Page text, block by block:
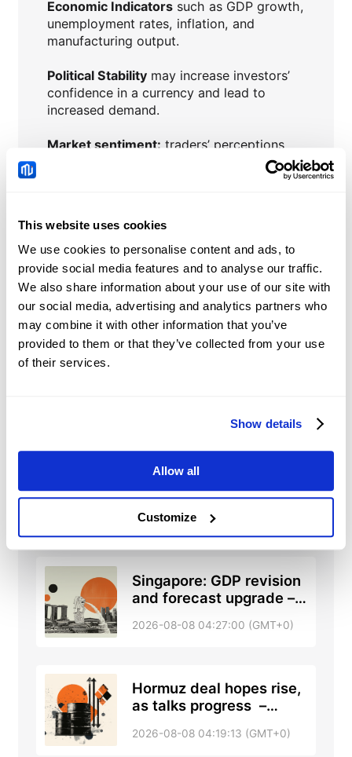
This website uses cookies
We use cookies to personalise content and ads, to
provide social media features and to analyse our traffic.
We also share information about your use of our site with
our social media, advertising and analytics partners who
may combine it with other information that you’ve
provided to them or that they’ve collected from your use
of their services.
Show details
Allow all
Customize
Economic Indicatorssuch as GDP growth,
unemployment rates, inflation, and
manufacturing output.
Political Stabilitymay increase investors’
confidence in a currency and lead to
increased demand.
Market sentiment: traders’ perceptions
and expectations may have major impact
or influence currency prices.
USDDKKसमाचार
Chinese Yuan: Range
trade holds with bullish
UOB
2026-08-08 05:12:00 (GMT+0)
Singapore: GDP revision
and forecast upgrade –
2026-08-08 04:27:00 (GMT+0)
Hormuz deal hopes rise,
as talks progress –
2026-08-08 04:19:13 (GMT+0)